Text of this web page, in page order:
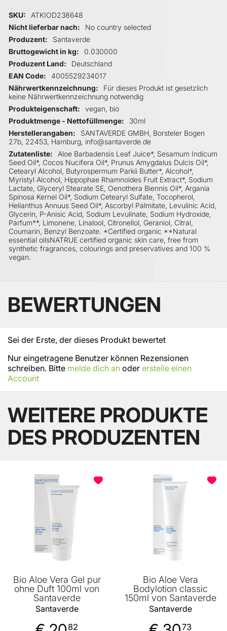
Mehr Informationen
SKU
ATKIOD238648
Nicht lieferbar nach
No country selected
Produzent
Santaverde
Bruttogewicht in kg
0.030000
Produzent Land
Deutschland
EAN Code
4005529234017
Nährwertkennzeichnung
Für dieses Produkt ist gesetzlich
keine Nährwertkennzeichnung notwendig
Produkteigenschaft
vegan, bio
Produktmenge - Nettofüllmenge
30ml
Herstellerangaben
SANTAVERDE GMBH, Borsteler Bogen
27b, 22453, Hamburg, info@santaverde.de
Zutatenliste
Aloe Barbadensis Leaf Juice*, Sesamum Indicum
Seed Oil*, Cocos Nucifera Oil*, Prunus Amygdalus Dulcis Oil*,
Cetearyl Alcohol, Butyrospermum Parkii Butter*, Alcohol*,
Myristyl Alcohol, Hippophae Rhamnoides Fruit Extract*, Sodium
Lactate, Glyceryl Stearate SE, Oenothera Biennis Oil*, Argania
Spinosa Kernel Oil*, Sodium Cetearyl Sulfate, Tocopherol,
Helianthus Annuus Seed Oil*, Ascorbyl Palmitate, Levulinic Acid,
Glycerin, P-Anisic Acid, Sodium Levulinate, Sodium Hydroxide,
Parfum**, Limonene, Linalool, Citronellol, Geraniol, Citral,
Coumarin, Benzyl Benzoate. *Certified organic **Natural
essential oilsNATRUE certified organic skin care, free from
synthetic fragrances, colourings and preservatives and 100 %
vegan.
BEWERTUNGEN
Sei der Erste, der dieses Produkt bewertet
Nur eingetragene Benutzer können Rezensionen
schreiben. Bitte melde dich an oder erstelle einen
Account
WEITERE PRODUKTE
DES PRODUZENTEN
Bio Aloe Vera Gel pur
ohne Duft 100ml von
Santaverde
Santaverde
82
Bio Aloe Vera
Bodylotion classic
150ml von Santaverde
Santaverde
73